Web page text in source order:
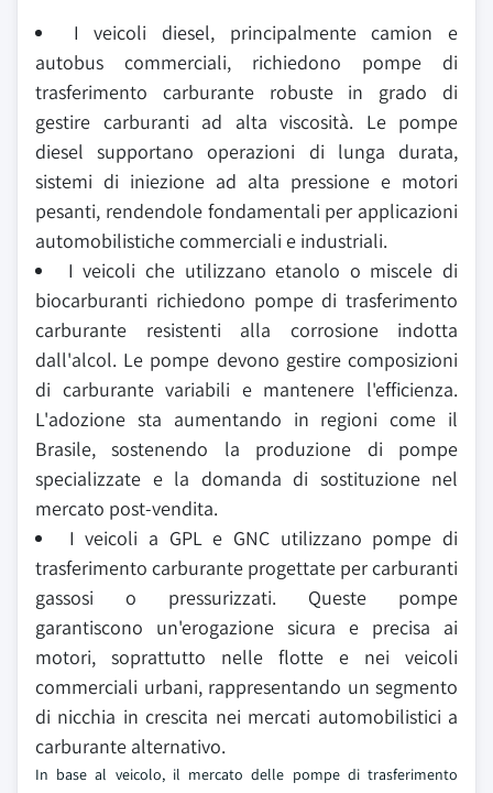
I veicoli diesel, principalmente camion e
autobus commerciali, richiedono pompe di
trasferimento carburante robuste in grado di
gestire carburanti ad alta viscosità. Le pompe
diesel supportano operazioni di lunga durata,
sistemi di iniezione ad alta pressione e motori
pesanti, rendendole fondamentali per applicazioni
automobilistiche commerciali e industriali.
I veicoli che utilizzano etanolo o miscele di
biocarburanti richiedono pompe di trasferimento
carburante resistenti alla corrosione indotta
dall'alcol. Le pompe devono gestire composizioni
di carburante variabili e mantenere l'efficienza.
L'adozione sta aumentando in regioni come il
Brasile, sostenendo la produzione di pompe
specializzate e la domanda di sostituzione nel
mercato post-vendita.
I veicoli a GPL e GNC utilizzano pompe di
trasferimento carburante progettate per carburanti
gassosi o pressurizzati. Queste pompe
garantiscono un'erogazione sicura e precisa ai
motori, soprattutto nelle flotte e nei veicoli
commerciali urbani, rappresentando un segmento
di nicchia in crescita nei mercati automobilistici a
carburante alternativo.
In base al veicolo, il mercato delle pompe di trasferimento